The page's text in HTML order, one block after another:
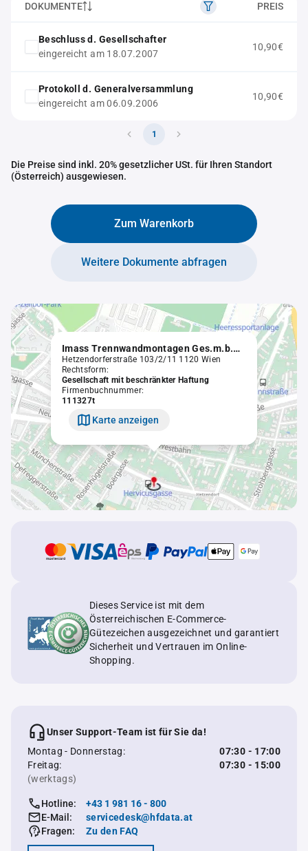
DOKUMENTE PREIS
Beschluss d. Gesellschafter
eingereicht am 18.07.2007
10,90€
Protokoll d. Generalversammlung
eingereicht am 06.09.2006
10,90€
1
Die Preise sind inkl. 20% gesetzlicher USt. für Ihren Standort
(Österreich) ausgewiesen.
Zum Warenkorb
Weitere Dokumente abfragen
Imass Trennwandmontagen Ges.m.b.H. in Liquidation
Hetzendorferstraße 103/2/11 1120 Wien
Rechtsform:
Gesellschaft mit beschränkter Haftung
Firmenbuchnummer:
111327t
Karte anzeigen
Dieses Service ist mit dem
Österreichischen E-Commerce-
Gütezeichen ausgezeichnet und garantiert
Sicherheit und Vertrauen im Online-
Shopping.
Unser Support-Team ist für Sie da!
Montag - Donnerstag:
07:30 - 17:00
Freitag:
07:30 - 15:00
(werktags)
Hotline:
+43 1 981 16 - 800
E-Mail:
servicedesk@hfdata.at
Fragen:
Zu den FAQ